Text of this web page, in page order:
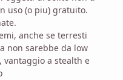
uso (o piu) gratuito.
anche se terresti
non sarebbe da low
vantaggio a stealth e